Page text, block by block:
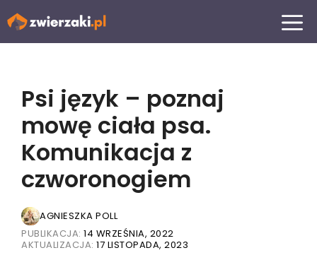
Przejdź
MENU
Psi język – poznaj
mowę ciała psa.
Komunikacja z
czworonogiem
AGNIESZKA POLL
PUBLIKACJA: 14 WRZEŚNIA, 2022
AKTUALIZACJA: 17 LISTOPADA, 2023